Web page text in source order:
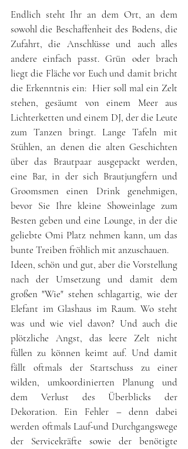
Endlich steht Ihr an dem Ort, an dem
sowohl die Beschaffenheit des Bodens, die
Zufahrt, die Anschlüsse und auch alles
andere einfach passt. Grün oder brach
liegt die Fläche vor Euch und damit bricht
die Erkenntnis ein:  Hier soll mal ein Zelt
stehen, gesäumt von einem Meer aus
Lichterketten und einem DJ, der die Leute
zum Tanzen bringt. Lange Tafeln mit
Stühlen, an denen die alten Geschichten
über das Brautpaar ausgepackt werden,
eine Bar, in der sich Brautjungfern und
Groomsmen einen Drink genehmigen,
bevor Sie Ihre kleine Showeinlage zum
Besten geben und eine Lounge, in der die
geliebte Omi Platz nehmen kann, um das
bunte Treiben fröhlich mit anzuschauen.
Ideen, schön und gut, aber die Vorstellung
nach der Umsetzung und damit dem
großen "Wie" stehen schlagartig, wie der
Elefant im Glashaus im Raum. Wo steht
was und wie viel davon? Und auch die
plötzliche Angst, das leere Zelt nicht
füllen zu können keimt auf. Und damit
fällt oftmals der Startschuss zu einer
wilden, umkoordinierten Planung und
dem Verlust des Überblicks der
Dekoration. Ein Fehler – denn dabei
werden oftmals Lauf-und Durchgangswege
der Servicekräfte sowie der benötigte